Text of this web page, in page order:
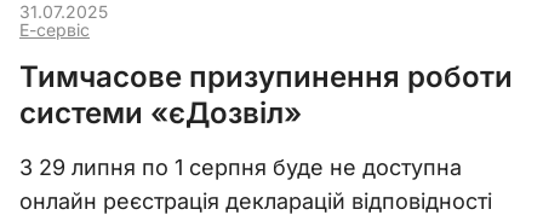
Е-сервіс
31.07.2025
Тимчасове призупинення роботи
системи «єДозвіл»
З 29 липня по 1 серпня буде не доступна
онлайн реєстрація декларацій відповідності